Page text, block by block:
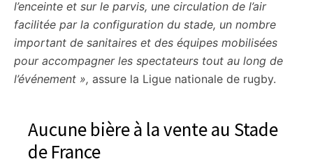
l’enceinte et sur le parvis, une circulation de l’air
facilitée par la configuration du stade, un nombre
important de sanitaires et des équipes mobilisées
pour accompagner les spectateurs tout au long de
l’événement », assure la Ligue nationale de rugby.
Aucune bière à la vente au Stade
de France